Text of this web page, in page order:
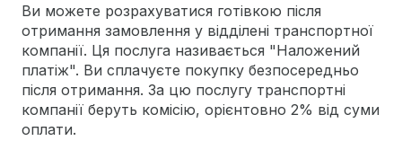
Ви можете розрахуватися готівкою після
отримання замовлення у відділені транспортної
компанії. Ця послуга називається "Наложений
платіж". Ви сплачуєте покупку безпосередньо
після отримання. За цю послугу транспортні
компанії беруть комісію, орієнтовно 2% від суми
оплати.